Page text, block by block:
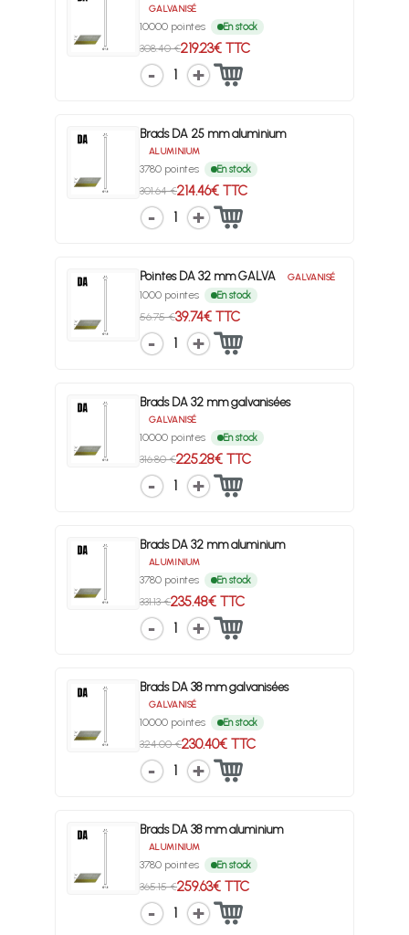
GALVANISÉ
10000 pointes En stock
308.40 €219.23€ TTC
1
Brads DA 25 mm aluminium
ALUMINIUM
3780 pointes En stock
301.64 €214.46€ TTC
1
Pointes DA 32 mm GALVA GALVANISÉ
1000 pointes En stock
56.75 €39.74€ TTC
1
Brads DA 32 mm galvanisées
GALVANISÉ
10000 pointes En stock
316.80 €225.28€ TTC
1
Brads DA 32 mm aluminium
ALUMINIUM
3780 pointes En stock
331.13 €235.48€ TTC
1
Brads DA 38 mm galvanisées
GALVANISÉ
10000 pointes En stock
324.00 €230.40€ TTC
1
Brads DA 38 mm aluminium
ALUMINIUM
3780 pointes En stock
365.15 €259.63€ TTC
1